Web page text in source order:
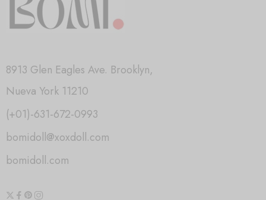
8913 Glen Eagles Ave. Brooklyn,
Nueva York 11210
(+01)-631-672-0993
bomidoll@xoxdoll.com
bomidoll.com